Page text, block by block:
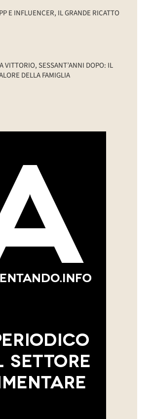
E INFLUENCER, IL GRANDE RICATTO
VITTORIO, SESSANT’ANNI DOPO: IL
DELLA FAMIGLIA